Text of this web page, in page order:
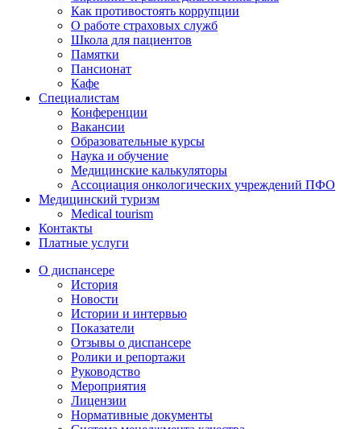
Как противостоять коррупции
О работе страховых служб
Школа для пациентов
Памятки
Пансионат
Кафе
Специалистам
Конференции
Вакансии
Образовательные курсы
Наука и обучение
Медицинские калькуляторы
Ассоциация oнкологических учреждений ПФО
Медицинский туризм
Medical tourism
Контакты
Платные услуги
О диспансере
История
Новости
Истории и интервью
Показатели
Отзывы о диспансере
Ролики и репортажи
Руководство
Мероприятия
Лицензии
Нормативные документы